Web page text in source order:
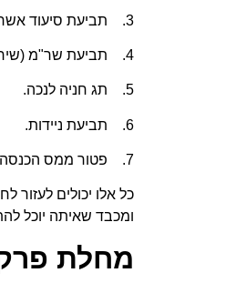
3. תביעת סיעוד אשר תלויה בחומרת המחלה.
4. תביעת שר"מ (שירותים מיוחדים) המזכה בפיצוי כספי נוסף.
5. תג חניה לנכה.
6. תביעת ניידות.
7. פטור ממס הכנסה.
כל אלו יכולים לעזור
ומכבד שאיתה יוכל
מחלת